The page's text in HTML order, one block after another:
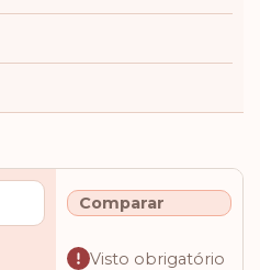
Comparar
Visto obrigatório